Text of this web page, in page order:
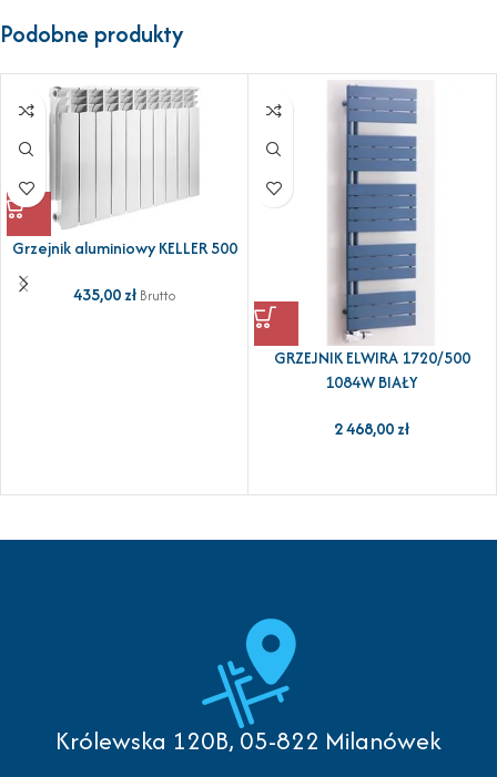
Podobne produkty
Grzejnik aluminiowy KELLER 500
435,00zł Brutto
GRZEJNIK ELWIRA 1720/500
1084W BIAŁY
2 468,00zł
Królewska 120B, 05-822 Milanówek